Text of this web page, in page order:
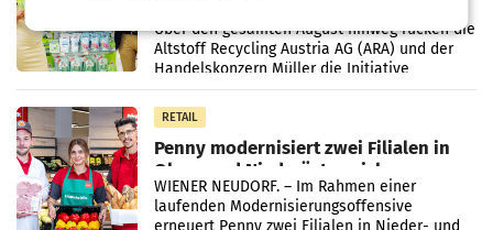
Kreislauffähigkeit
Über den gesamten August hinweg rücken die
Altstoff Recycling Austria AG (ARA) und der
Handelskonzern Müller die Initiative
„Kreislauf-Helden“ in allen österreichischen
Müller-Filialen
RETAIL
Penny modernisiert zwei Filialen in
Ober- und Niederösterreich
WIENER NEUDORF. – Im Rahmen einer
laufenden Modernisierungsoffensive
erneuert Penny zwei Filialen in Nieder- und